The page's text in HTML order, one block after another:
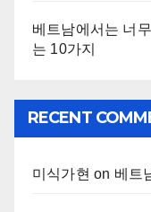
베트남에서는 너
는 10가지
RECENT
미식가현 on 베트